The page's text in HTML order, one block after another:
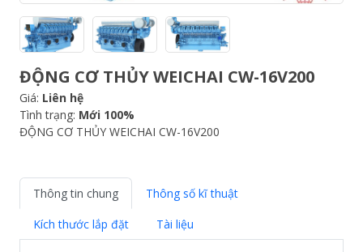
ĐỘNG CƠ THỦY WEICHAI CW-16V200
Giá: Liên hệ
Tình trạng: Mới 100%
ĐỘNG CƠ THỦY WEICHAI CW-16V200
Thông tin chung
Thông số kĩ thuật
Kích thước lắp đặt
Tài liệu